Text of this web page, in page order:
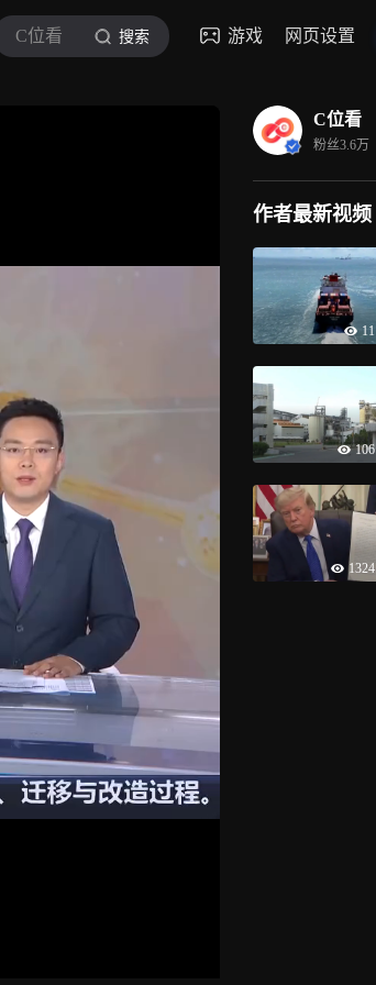
C位看 搜索 游戏 网页设置
C位看
粉丝3.6万
作者最新视频
11
106
1324